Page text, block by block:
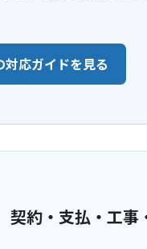
応ガイドを見る
契約・支払・工事